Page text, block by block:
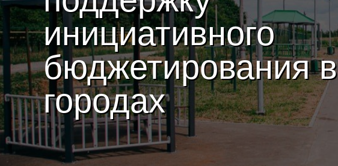
инициативного
бюджетирования в
городах